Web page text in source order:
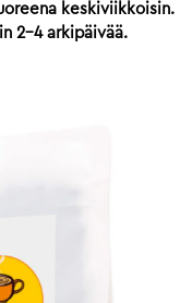
keskiviikkoisin.
2-4 arkipäivää.